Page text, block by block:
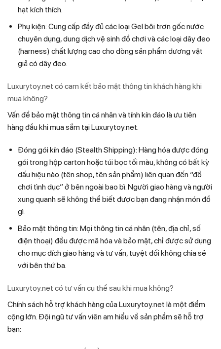
hạt kích thích.
Phụ kiện: Cung cấp đầy đủ các loại Gel bôi trơn gốc nước
chuyên dụng, dung dịch vệ sinh đồ chơi và các loại dây đeo
(harness) chất lượng cao cho dòng sản phẩm dương vật
giả có dây đeo.
Luxurytoy.net có cam kết bảo mật thông tin khách hàng khi
mua không?
Vấn đề bảo mật thông tin cá nhân và tính kín đáo là ưu tiên
hàng đầu khi mua sắm tại Luxurytoy.net.
Đóng gói kín đáo (Stealth Shipping): Hàng hóa được đóng
gói trong hộp carton hoặc túi bọc tối màu, không có bất kỳ
dấu hiệu nào (tên shop, tên sản phẩm) liên quan đến “đồ
chơi tình dục” ở bên ngoài bao bì. Người giao hàng và người
xung quanh sẽ không thể biết được bạn đang nhận món đồ
gì.
Bảo mật thông tin: Mọi thông tin cá nhân (tên, địa chỉ, số
điện thoại) đều được mã hóa và bảo mật, chỉ được sử dụng
cho mục đích giao hàng và tư vấn, tuyệt đối không chia sẻ
với bên thứ ba.
Luxurytoy.net có tư vấn cụ thể sau khi mua không?
Chính sách hỗ trợ khách hàng của Luxurytoy.net là một điểm
cộng lớn. Đội ngũ tư vấn viên am hiểu về sản phẩm sẽ hỗ trợ
bạn: